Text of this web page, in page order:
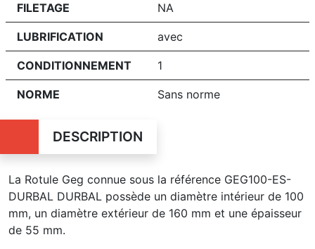
FILETAGE NA
LUBRIFICATION avec
CONDITIONNEMENT 1
NORME Sans norme
DESCRIPTION
La Rotule Geg connue sous la référence GEG100-ES-
DURBAL DURBAL possède un diamètre intérieur de 100
mm, un diamètre extérieur de 160 mm et une épaisseur
de 55 mm.